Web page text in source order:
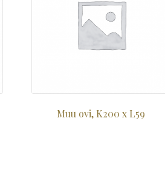
Muu ovi, K200 x L59